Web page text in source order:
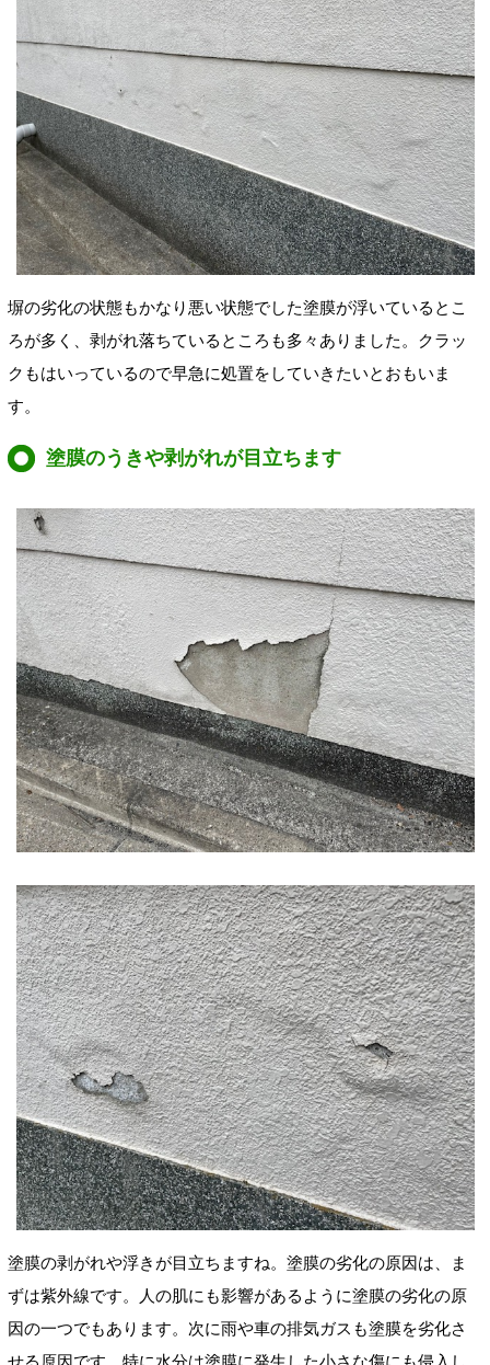
塀の劣化の状態もかなり悪い状態でした塗膜が浮いているとこ
ろが多く、剥がれ落ちているところも多々ありました。クラッ
クもはいっているので早急に処置をしていきたいとおもいま
す。
塗膜のうきや剥がれが目立ちます
塗膜の剥がれや浮きが目立ちますね。 塗膜の劣化の原因は、ま
ずは紫外線です。人の肌にも影響があるように塗膜の劣化の原
因の一つでもあります。次に雨や車の排気ガスも塗膜を劣化さ
せる原因です。特に水分は塗膜に発生した小さな傷にも侵入し